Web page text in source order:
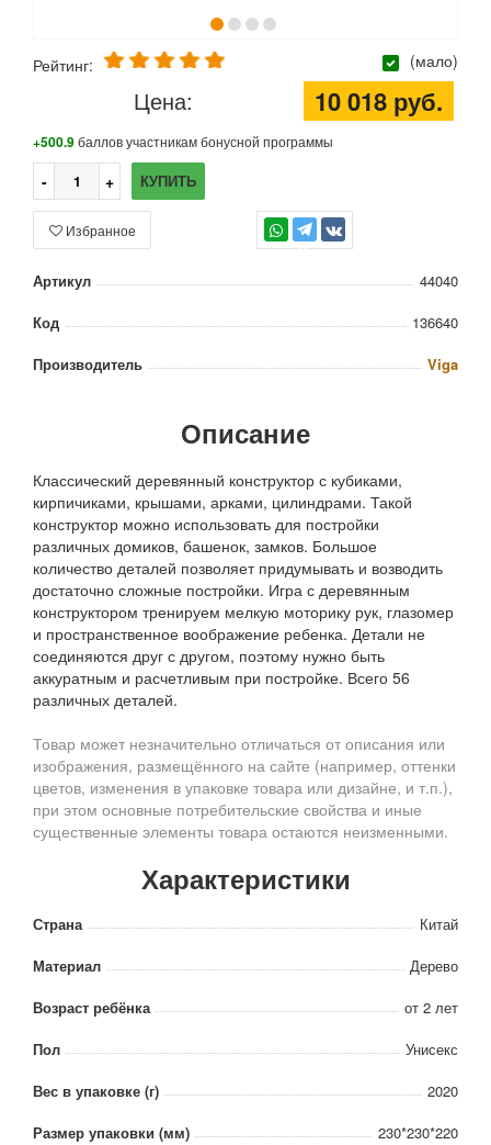
Рейтинг: (мало)
Цена: 10 018 руб.
+500.9баллов участникам бонусной программы
КУПИТЬ
TG
Избранное
Артикул
44040
Код
136640
Производитель
Viga
Описание
Классический деревянный конструктор с кубиками,
кирпичиками, крышами, арками, цилиндрами. Такой
конструктор можно использовать для постройки
различных домиков, башенок, замков. Большое
количество деталей позволяет придумывать и возводить
достаточно сложные постройки. Игра с деревянным
конструктором тренируем мелкую моторику рук, глазомер
и пространственное воображение ребенка. Детали не
соединяются друг с другом, поэтому нужно быть
аккуратным и расчетливым при постройке. Всего 56
различных деталей.
Товар может незначительно отличаться от описания или
изображения, размещённого на сайте (например, оттенки
цветов, изменения в упаковке товара или дизайне, и т.п.),
при этом основные потребительские свойства и иные
существенные элементы товара остаются неизменными.
Характеристики
Страна
Китай
Материал
Дерево
Возраст ребёнка
от 2 лет
Пол
Унисекс
Вес в упаковке (г)
2020
Размер упаковки (мм)
230*230*220